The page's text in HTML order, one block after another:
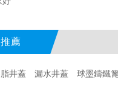
薦
井蓋 漏水井蓋 球墨鑄鐵